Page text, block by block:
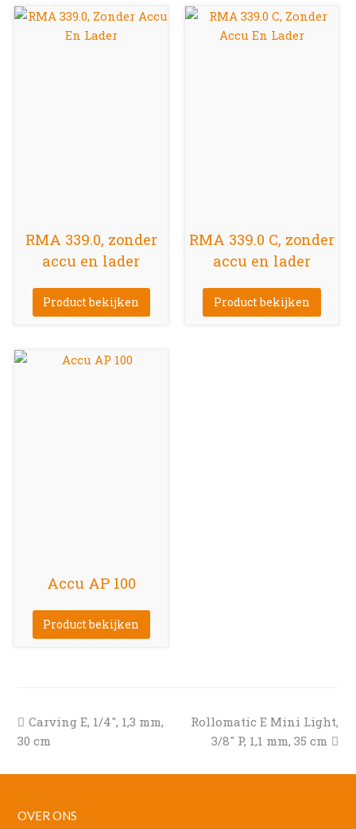
RMA 339.0, zonder
accu en lader
Product bekijken
RMA 339.0 C, zonder
accu en lader
Product bekijken
Accu AP 100
Product bekijken
previous
post:
Carving E, 1/4″, 1,3 mm,
30 cm
next
post:
Rollomatic E Mini Light,
3/8″ P, 1,1 mm, 35 cm
OVER ONS